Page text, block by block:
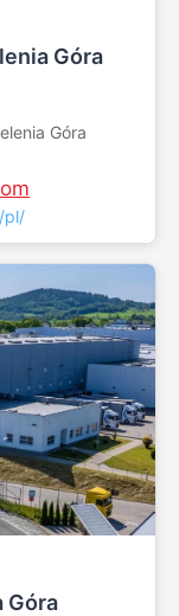
Góra
Góra
pl/
Góra